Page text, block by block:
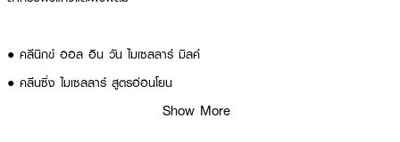
● คลีนิกข์ ออล อิน วัน ไมเซลลาร์ มิลค์
● คลีนซิ่ง ไมเซลลาร์ สูตรอ่อนโยน
● เช็ดเครื่องสำอางสะอาดหมดจดShow More